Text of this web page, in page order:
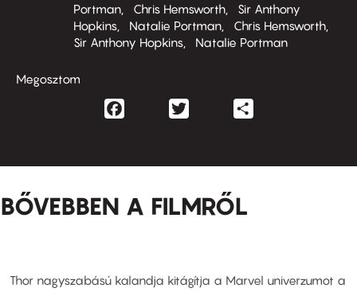
Portman
Chris Hemsworth
Sir Anthony
Hopkins
Natalie Portman
Chris Hemsworth
Sir Anthony Hopkins
Natalie Portman
Megosztom
Facebook
BŐVEBBEN A FILMRŐL
Thor nagyszabású kalandja kitágítja a Marvel univerzumot a